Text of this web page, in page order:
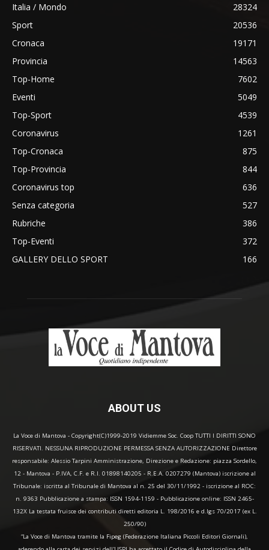
Italia / Mondo
28324
Sport
20536
Cronaca
19171
Provincia
14563
Top-Home
7602
Eventi
5049
Top-Sport
4539
Coronavirus
1261
Top-Cronaca
875
Top-Provincia
844
Coronavirus top
636
Senza categoria
527
Rubriche
386
Top-Eventi
372
GALLERY DELLO SPORT
166
ABOUT US
La Voce di Mantova - Copyright(C)1999-2019 Vidiemme Soc. Coop TUTTI I DIRITTI SONO
RISERVATI. NESSUNA RIPRODUZIONE PERMESSA SENZA AUTORIZZAZIONE Direttore
responsabile: Alessio Tarpini Amministrazione, Direzione e Redazione: piazza Sordello,
12 - Mantova - P.IVA, C.F. e R.I. 01898140205 - R.E.A. 0207279 (Mantova) iscrizione al
Tribunale: iscritta al Tribunale di Mantova al n. 25 del 30/11/1992 - iscrizione al ROC:
n. 9363 Pubblicazione a stampa: ISSN 1594-1159 - Pubblicazione online: ISSN 2465-
132X La testata fruisce dei contributi diretti editoria L. 198/2016 e d.lgs 70/2017 (ex L.
250/90)
“La Voce di Mantova tramite la Fipeg (Federazione Italiana Piccoli Editori Giornali),